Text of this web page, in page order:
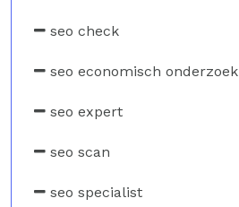
seo check
seo economisch onderzoek
seo expert
seo scan
seo specialist